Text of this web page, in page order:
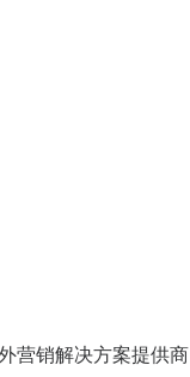
营销解决方案提供